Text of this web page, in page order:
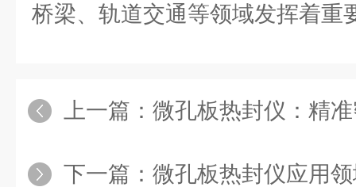
桥梁、轨道交通等领域发挥着重
上一篇： 微孔板热封仪：精准密
下一篇： 微孔板热封仪应用